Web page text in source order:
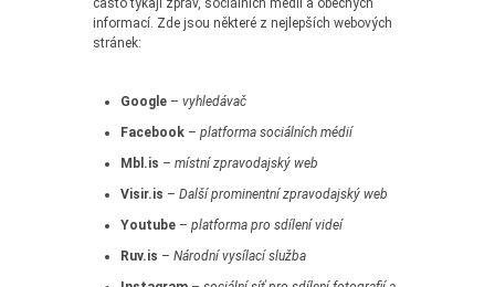
často týkají zpráv, sociálních médií a obecných
informací. Zde jsou některé z nejlepších webových
stránek:
Google – vyhledávač
Facebook – platforma sociálních médií
Mbl.is – místní zpravodajský web
Visir.is – Další prominentní zpravodajský web
Youtube – platforma pro sdílení videí
Ruv.is – Národní vysílací služba